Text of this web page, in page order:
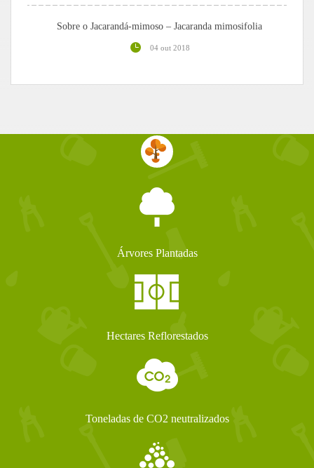
Sobre o Jacarandá-mimoso – Jacaranda mimosifolia
04 out 2018
Árvores Plantadas
Hectares Reflorestados
Toneladas de CO2 neutralizados